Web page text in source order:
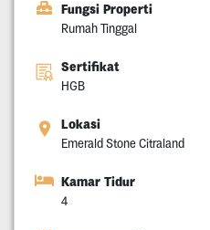
Fungsi Properti
Rumah Tinggal
Sertifikat
HGB
Lokasi
Emerald Stone Citraland
Kamar Tidur
4